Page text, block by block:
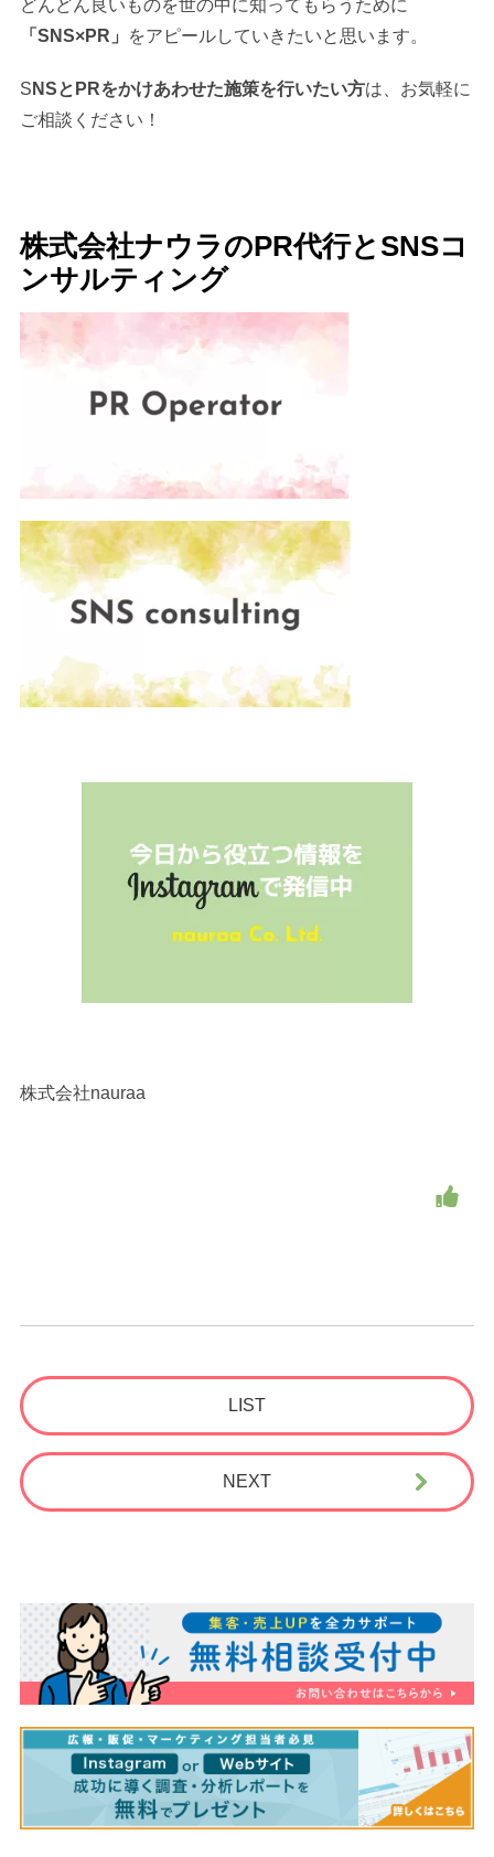
どんどん良いものを世の中に知ってもらうために
「SNS×PR」
をアピールしていきたいと思います。
S NSとPRをかけあわせた施策を行いたい方は、お気軽に
ご相談ください！
株式会社ナウラのPR代行とSNSコ
ンサルティング
株式会社nauraa
LIST
NEXT